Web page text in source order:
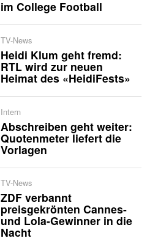
im College Football
TV-News
Heidi Klum geht fremd:
RTL wird zur neuen
Heimat des «HeidiFests»
Intern
Abschreiben geht weiter:
Quotenmeter liefert die
Vorlagen
TV-News
ZDF verbannt
preisgekrönten Cannes-
und Lola-Gewinner in die
Nacht